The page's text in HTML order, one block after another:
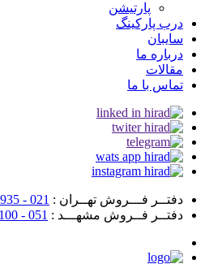
پارتیشن
درب پارکینگ
سایبان
درباره ما
مقالات
تماس با ما
دفتــر فـــروش تهــران : 021 - 44088935
دفتــر فــروش مشهـــد : 051 - 38387100